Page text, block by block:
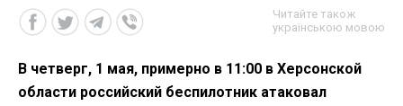
Читайте також
українською мовою
В четверг, 1 мая, примерно в 11:00 в Херсонской
области российский беспилотник атаковал